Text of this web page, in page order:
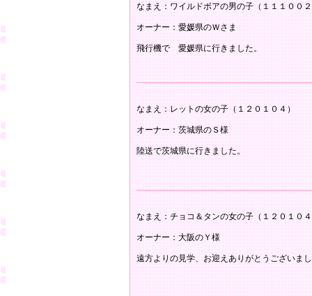
なまえ：ワイルドボアの男の子（１１１００
オーナー：愛媛県のＷさま
飛行機で 愛媛県に行きました。
なまえ：レットの女の子（１２０１０４）
オーナー：茨城県のＳ様
陸送で茨城県に行きました。
なまえ：チョコ＆タンの女の子（１２０１０
オーナー：大阪のＹ様
遠方よりの見学、お迎えありがとうございま